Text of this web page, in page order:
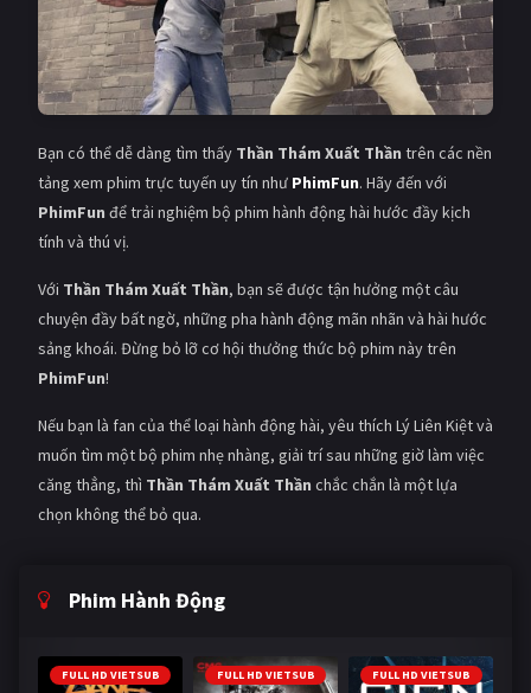
Bạn có thể dễ dàng tìm thấy Thần Thám Xuất Thần trên các nền
tảng xem phim trực tuyến uy tín như PhimFun. Hãy đến với
PhimFun để trải nghiệm bộ phim hành động hài hước đầy kịch
tính và thú vị.
Với Thần Thám Xuất Thần, bạn sẽ được tận hưởng một câu
chuyện đầy bất ngờ, những pha hành động mãn nhãn và hài hước
sảng khoái. Đừng bỏ lỡ cơ hội thưởng thức bộ phim này trên
PhimFun!
Nếu bạn là fan của thể loại hành động hài, yêu thích Lý Liên Kiệt và
muốn tìm một bộ phim nhẹ nhàng, giải trí sau những giờ làm việc
căng thẳng, thì Thần Thám Xuất Thần chắc chắn là một lựa
chọn không thể bỏ qua.
Phim Hành Động
FULL HD VIETSUB FULL HD VIETSUB FULL HD VIETSUB